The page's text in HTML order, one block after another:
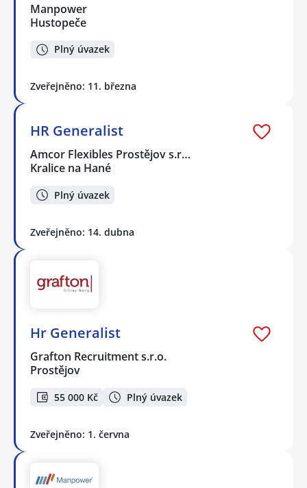
Manpower
Hustopeče
Plný úvazek
Zveřejněno: 11. března
HR Generalist
Amcor Flexibles Prostějov s.r…
Kralice na Hané
Plný úvazek
Zveřejněno: 14. dubna
Hr Generalist
Grafton Recruitment s.r.o.
Prostějov
55 000 Kč Plný úvazek
Zveřejněno: 1. června